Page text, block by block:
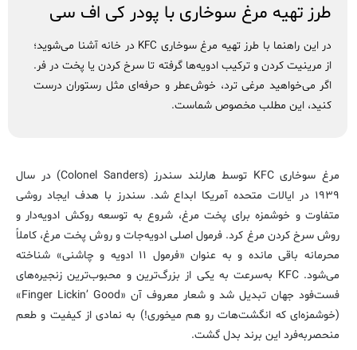
طرز تهیه مرغ سوخاری با پودر کی اف سی
در این راهنما با طرز تهیه مرغ سوخاری KFC در خانه آشنا می‌شوید؛
از مرینیت کردن و ترکیب ادویه‌ها گرفته تا سرخ کردن یا پخت در فر.
اگر می‌خواهید مرغی ترد، خوش‌عطر و حرفه‌ای مثل رستوران درست
کنید، این مطلب مخصوص شماست.
مرغ سوخاری KFC توسط هارلند سندرز (Colonel Sanders) در سال
۱۹۳۹ در ایالات متحده آمریکا ابداع شد. سندرز با هدف ایجاد روشی
متفاوت و خوشمزه برای پخت مرغ، شروع به توسعه روکش ادویه‌دار و
روش سرخ کردن مرغ کرد. فرمول اصلی ادویه‌جات و روش پخت مرغ، کاملاً
محرمانه باقی مانده و به عنوان «فرمول ۱۱ ادویه و چاشنی» شناخته
می‌شود. KFC به‌سرعت به یکی از بزرگ‌ترین و محبوب‌ترین زنجیره‌های
فست‌فود جهان تبدیل شد و شعار معروف آن «Finger Lickin’ Good»
(خوشمزه‌ای که انگشت‌هات رو هم میخوری!) به نمادی از کیفیت و طعم
منحصربه‌فرد این برند بدل گشت.